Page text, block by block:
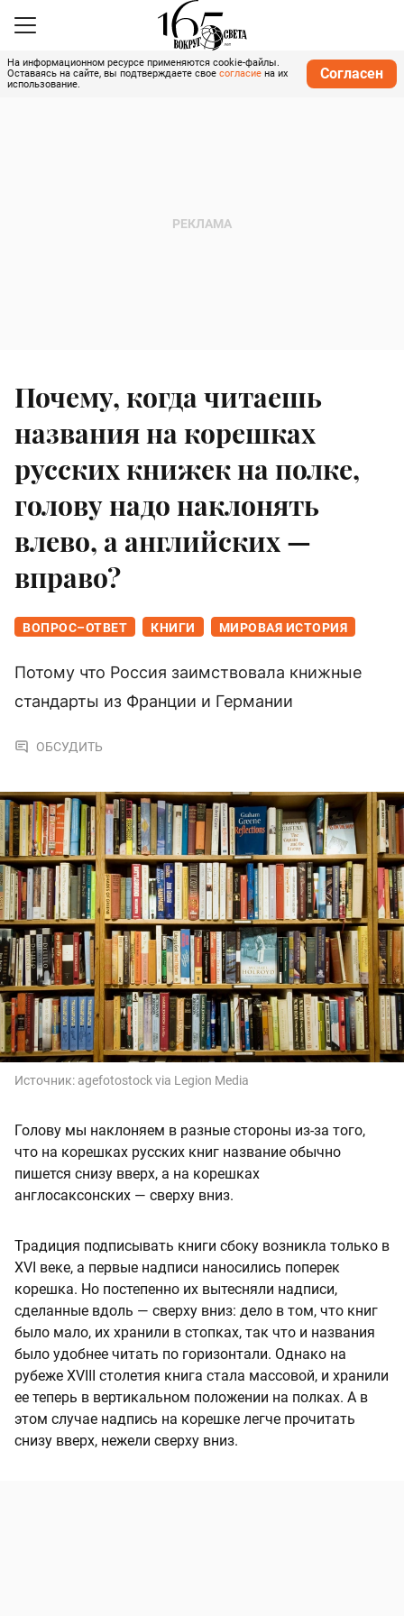
На информационном ресурсе применяются cookie-файлы.
Оставаясь на сайте, вы подтверждаете свое согласие на их
использование.
Согласен
Почему, когда читаешь
названия на корешках
русских книжек на полке,
голову надо наклонять
влево, а английских —
вправо?
ВОПРОС–ОТВЕТ КНИГИ МИРОВАЯ ИСТОРИЯ
Потому что Россия заимствовала книжные
стандарты из Франции и Германии
ОБСУДИТЬ
Источник: agefotostock via Legion Media
Голову мы наклоняем в разные стороны из-за того,
что на корешках русских книг название обычно
пишется снизу вверх, а на корешках
англосаксонских — сверху вниз.
Традиция подписывать книги сбоку возникла только в
XVI веке, а первые надписи наносились поперек
корешка. Но постепенно их вытесняли надписи,
сделанные вдоль — сверху вниз: дело в том, что книг
было мало, их хранили в стопках, так что и названия
было удобнее читать по горизонтали. Однако на
рубеже XVIII столетия книга стала массовой, и хранили
ее теперь в вертикальном положении на полках. А в
этом случае надпись на корешке легче прочитать
снизу вверх, нежели сверху вниз.